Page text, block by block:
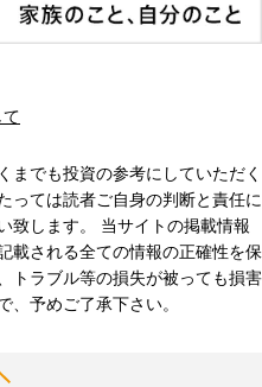
までも投資の参考にしていただく
っては読者ご自身の判断と責任に
致します。 当サイトの掲載情報
載される全ての情報の正確性を保
トラブル等の損失が被っても損害
、予めご了承下さい。